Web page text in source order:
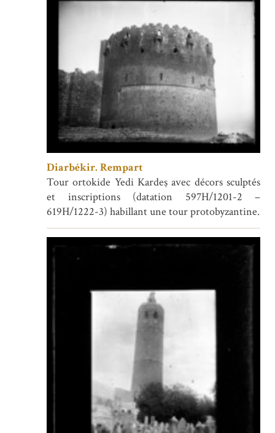
Diarbékir. Rempart
Tour ortokide Yedi Kardeş avec décors sculptés
et inscriptions (datation 597H/1201-2 –
619H/1222-3) habillant une tour protobyzantine.